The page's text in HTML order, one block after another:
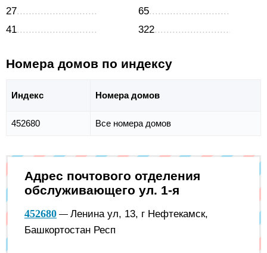
27
41
65
322
Номера домов по индексу
Индекс Номера домов
452680 Все номера домов
Адрес почтового отделения
обслуживающего ул. 1-я
452680 — Ленина ул, 13, г Нефтекамск,
Башкортостан Респ